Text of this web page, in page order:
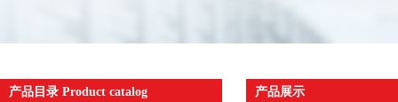
产品目录 Product catalog 产品展示